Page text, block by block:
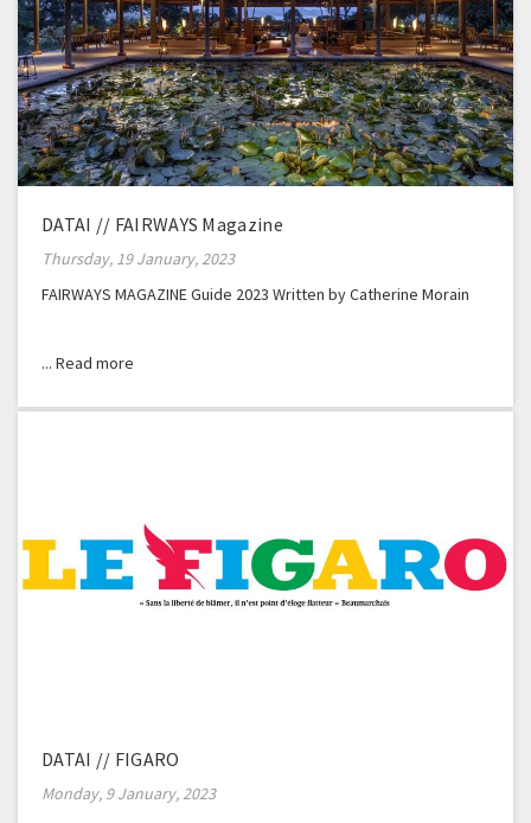
DATAI // FAIRWAYS Magazine
Thursday, 19 January, 2023
FAIRWAYS MAGAZINE Guide 2023 Written by Catherine Morain
DATAI // FIGARO
Monday, 9 January, 2023